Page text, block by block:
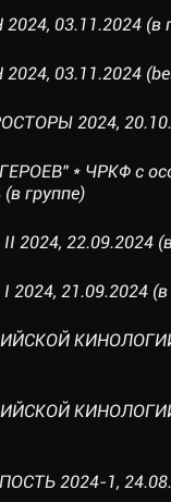
03.11.2024 (в
03.11.2024
2024,
* ЧРКФ с
группе)
22.09.2024
21.09.2024 (в
2024-1,